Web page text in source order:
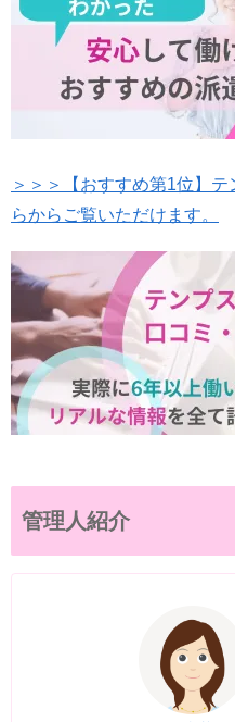
＞＞＞【おすすめ第1位】
らからご覧いただけます。
管理人紹介